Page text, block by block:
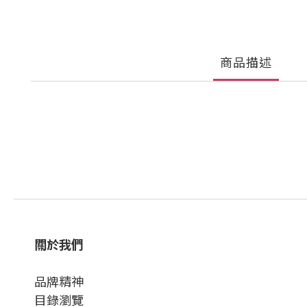
商品描述
關於我們
品牌精神
目錄瀏覽